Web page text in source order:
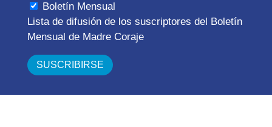
Boletín Mensual
Lista de difusión de los suscriptores del Boletín
Mensual de Madre Coraje